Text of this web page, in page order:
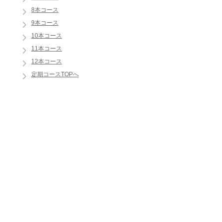
8本コース
9本コース
10本コース
11本コース
12本コース
定期コースTOPへ